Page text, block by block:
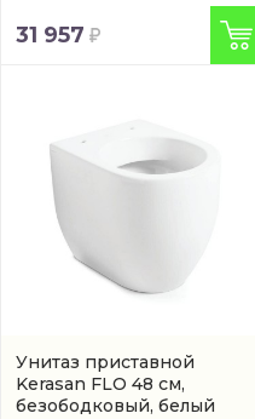
31 957
Унитаз приставной
Kerasan FLO 48 см,
безободковый, белый